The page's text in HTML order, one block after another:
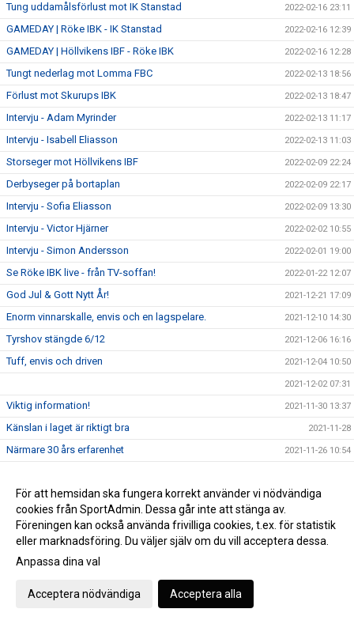
Tung uddamålsförlust mot IK Stanstad 2022-02-16 23:11
GAMEDAY | Röke IBK - IK Stanstad 2022-02-16 12:39
GAMEDAY | Höllvikens IBF - Röke IBK 2022-02-16 12:28
Tungt nederlag mot Lomma FBC 2022-02-13 18:56
Förlust mot Skurups IBK 2022-02-13 18:47
Intervju - Adam Myrinder 2022-02-13 11:17
Intervju - Isabell Eliasson 2022-02-13 11:03
Storseger mot Höllvikens IBF 2022-02-09 22:24
Derbyseger på bortaplan 2022-02-09 22:17
Intervju - Sofia Eliasson 2022-02-09 13:30
Intervju - Victor Hjärner 2022-02-02 10:55
Intervju - Simon Andersson 2022-02-01 19:00
Se Röke IBK live - från TV-soffan! 2022-01-22 12:07
God Jul & Gott Nytt År! 2021-12-21 17:09
Enorm vinnarskalle, envis och en lagspelare. 2021-12-10 14:30
Tyrshov stängde 6/12 2021-12-06 16:16
Tuff, envis och driven 2021-12-04 10:50
2021-12-02 07:31
Viktig information! 2021-11-30 13:37
Känslan i laget är riktigt bra 2021-11-28
Närmare 30 års erfarenhet 2021-11-26 10:54
BLACK FRIDAY 2021-11-25 11:52
Alltid roligt att möta en toppklubb som Malmhaug
Ett revanschsuget och taggat Röke 2021-11-19 16:40
Föreningsutvecklaren Timmy presenterar sig!
Nästan alla mina vänner spelade innebandy när vi var
mindre
För att hemsidan ska fungera korrekt använder vi nödvändiga
cookies från SportAdmin. Dessa går inte att stänga av.
Föreningen kan också använda frivilliga cookies, t.ex. för statistik
eller marknadsföring. Du väljer själv om du vill acceptera dessa.
Anpassa dina val
Acceptera nödvändiga Acceptera alla